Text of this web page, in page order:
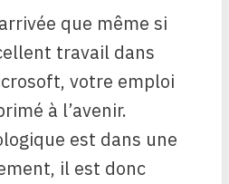
que même si
travail dans
votre emploi
à l’avenir.
est dans une
il est donc